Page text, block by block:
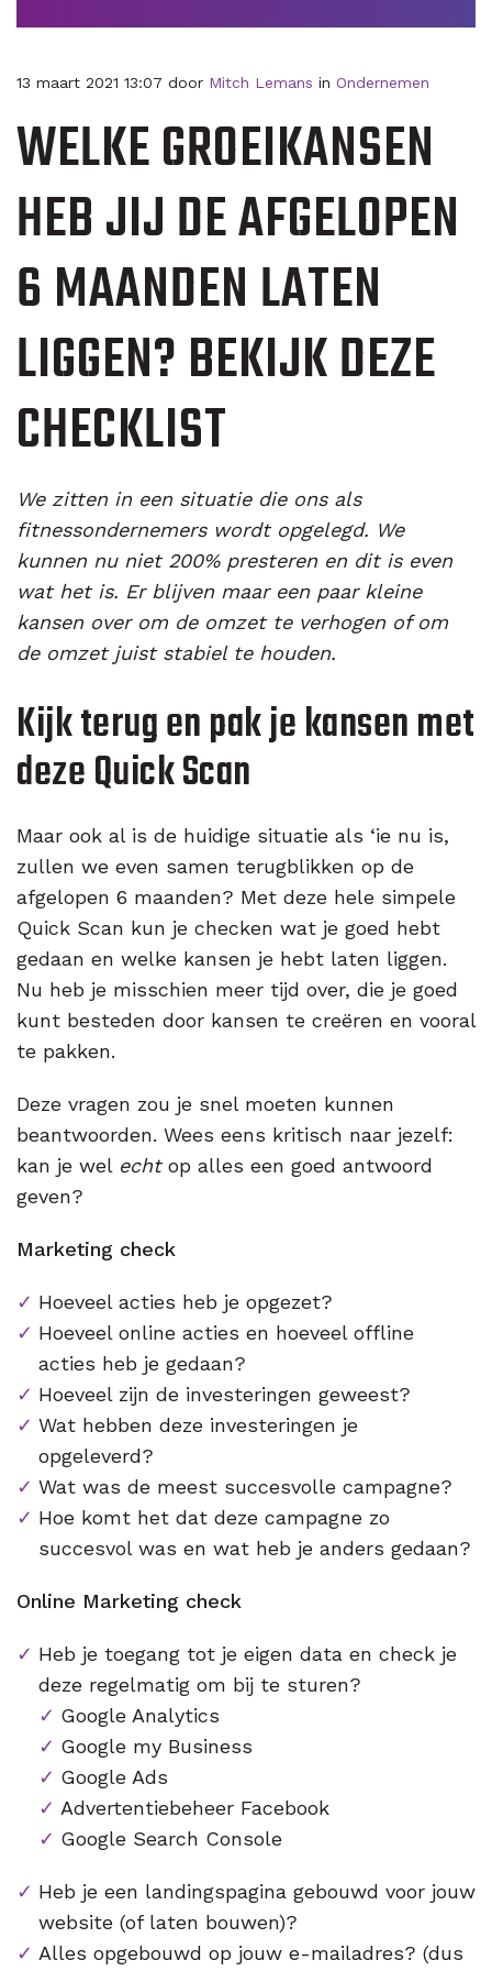
13 maart 2021 13:07 door Mitch Lemans in Ondernemen
WELKE GROEIKANSEN
HEB JIJ DE AFGELOPEN
6 MAANDEN LATEN
LIGGEN? BEKIJK DEZE
CHECKLIST
We zitten in een situatie die ons als
fitnessondernemers wordt opgelegd. We
kunnen nu niet 200% presteren en dit is even
wat het is. Er blijven maar een paar kleine
kansen over om de omzet te verhogen of om
de omzet juist stabiel te houden.
Kijk terug en pak je kansen met
deze Quick Scan
Maar ook al is de huidige situatie als ‘ie nu is,
zullen we even samen terugblikken op de
afgelopen 6 maanden? Met deze hele simpele
Quick Scan kun je checken wat je goed hebt
gedaan en welke kansen je hebt laten liggen.
Nu heb je misschien meer tijd over, die je goed
kunt besteden door kansen te creëren en vooral
te pakken.
Deze vragen zou je snel moeten kunnen
beantwoorden. Wees eens kritisch naar jezelf:
kan je wel echtop alles een goed antwoord
geven?
Marketing check
Hoeveel acties heb je opgezet?
Hoeveel online acties en hoeveel offline
acties heb je gedaan?
Hoeveel zijn de investeringen geweest?
Wat hebben deze investeringen je
opgeleverd?
Wat was de meest succesvolle campagne?
Hoe komt het dat deze campagne zo
succesvol was en wat heb je anders gedaan?
Online Marketing check
Heb je toegang tot je eigen data en check je
deze regelmatig om bij te sturen?
Google Analytics
Google my Business
Google Ads
Advertentiebeheer Facebook
Google Search Console
Heb je een landingspagina gebouwd voor jouw
website (of laten bouwen)?
Alles opgebouwd op jouw e-mailadres? (dus